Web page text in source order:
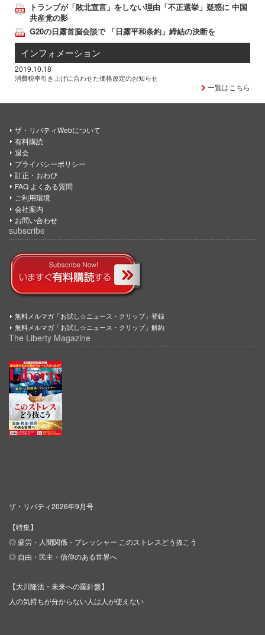
トランプが「敗北宣言」をしない理由「不正選挙」疑惑に 中国
共産党の影
G20の日露首脳会談で 「日露平和条約」締結の決断を
インフォメーション
2019.10.18
消費税率引き上げに合わせた価格改定のお知らせ
一覧はこちら
ザ・リバティWebについて
有料購読
退会
プライバシーポリシー
訂正・おわび
FAQ よくある質問
ご利用環境
会社案内
お問い合わせ
subscribe
無料メルマガ「お試し☆ニュース・クリップ」登録
無料メルマガ「お試し☆ニュース・クリップ」解約
The Liberty Magazine
ザ・リバティ2026年9月号
【特集】
◎ 疲労・人間関係・プレッシャー このストレスどう抜こう
◎ 自由・民主・信仰のある世界へ
【大川隆法・未来への羅針盤】
人の気持ちが分からない人は人が使えない